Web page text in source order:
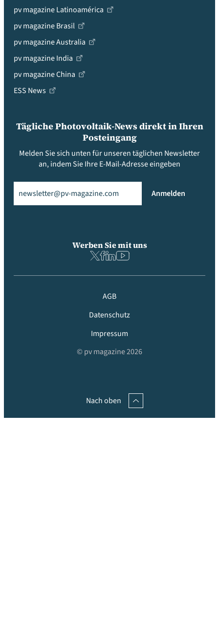
pv magazine Latinoamérica
pv magazine Brasil
pv magazine Australia
pv magazine India
pv magazine China
ESS News
Tägliche Photovoltaik-News direkt in Ihren
Posteingang
Melden Sie sich unten für unseren täglichen Newsletter
an, indem Sie Ihre E-Mail-Adresse eingeben
Anmelden
Werben Sie mit uns
AGB
Datenschutz
Impressum
© pv magazine 2026
Nach oben